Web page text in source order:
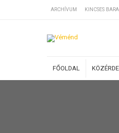
ARCHÍVUM KINCSES
FŐOLDAL